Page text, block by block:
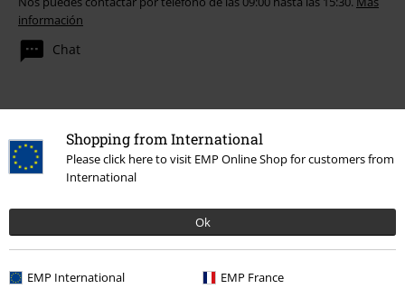
Shopping from International
Please click here to visit EMP Online Shop for customers from
International
Ok
EMP International EMP France
información
Chat
Servicio Atención al Cliente
Ayuda (FAQ)
Política de Devolución
Devolver un artículo
Información de tallas generales